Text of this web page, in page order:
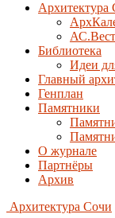
Архитектура
Библиотека
Идеи
Главный
Генплан
Памятники
О журнале
Партнёры
Архив
Архитектура Сочи